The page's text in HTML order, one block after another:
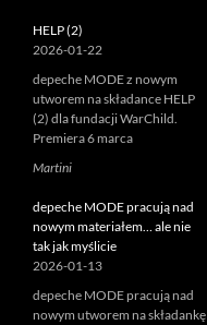
HELP (2)
2026-01-22
depeche MODE z nowym
utworem na składance HELP
(2) dla fundacji WarChild.
Premiera 6 marca
Martini
depeche MODE pracują nad
nowym materiałem… ale nie
tak jak myślicie
2026-01-13
depeche MODE pracują nad
nowym utworem na składankę